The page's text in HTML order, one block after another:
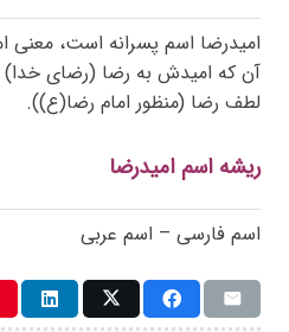
لطف رضا (منظور امام رضا(ع)).
ریشه اسم امیدرضا
اسم فارسی – اسم عربی